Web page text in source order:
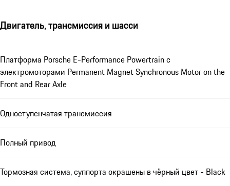
Двигатель, трансмиссия и шасси
Платформа Porsche E-Performance Powertrain с
электромоторами Permanent Magnet Synchronous Motor on the
Front and Rear Axle
Одноступенчатая трансмиссия
Полный привод
Тормозная система, суппорта окрашены в чёрный цвет - Black